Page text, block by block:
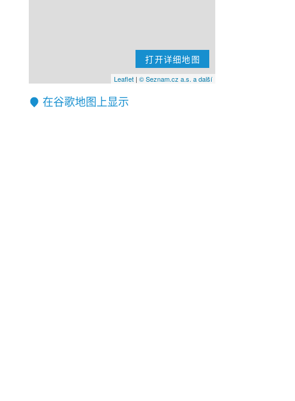
打开详细地图
Leaflet| © Seznam.cz a.s. a další
在谷歌地图上显示